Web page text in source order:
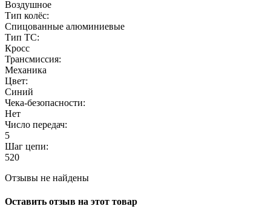
Воздушное
Тип колёс:
Спицованные алюминиевые
Тип ТС:
Кросс
Трансмиссия:
Механика
Цвет:
Синий
Чека-безопасности:
Нет
Число передач:
5
Шаг цепи:
520
Отзывы не найдены
Оставить отзыв на этот товар